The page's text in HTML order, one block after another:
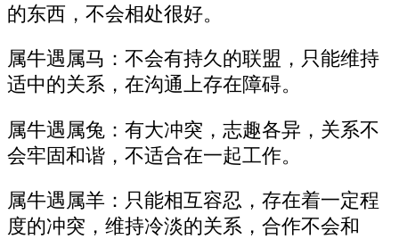
的东西，不会相处很好。
属牛遇属马：不会有持久的联盟，只能维持
适中的关系，在沟通上存在障碍。
属牛遇属兔：有大冲突，志趣各异，关系不
会牢固和谐，不适合在一起工作。
属牛遇属羊：只能相互容忍，存在着一定程
度的冲突，维持冷淡的关系，合作不会和